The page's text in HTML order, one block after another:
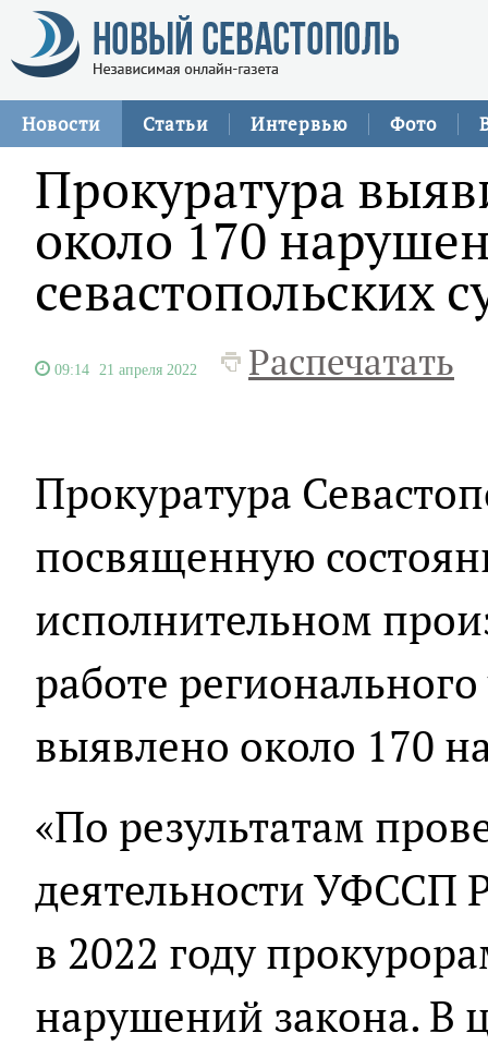
Новости Статьи Интервью Фото
Прокуратура
около 170
севастопольских
09:14 21 апреля 2022 Распечатать
Прокуратура
посвященную
исполнительном
работе
выявлено около 170
«По результатам
деятельности УФССП
в 2022 году
нарушений закона. В